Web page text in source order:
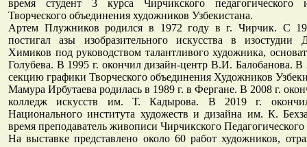
время студент 3 курса Чирчикского педагогического
Творческого объединения художников Узбекистана.
Артем Плужников родился в 1972 году в г. Чирчик. С
постигал азы изобразительного искусства в изостудии
Химиков под руководством талантливого художника,
Голубева. В 1995 г. окончил дизайн-центр В.И. Балобанова. В
секцию графики Творческого объединения Художников
Мамура Ирбутаева родилась в 1989 г. в Фергане. В 2008 г.
колледж искусств им. Т. Кадырова. В 2019 г.
Национального института художеств и дизайна им. К.
время преподаватель живописи Чирчикского Педагогического
На выставке представлено около 60 работ художников,